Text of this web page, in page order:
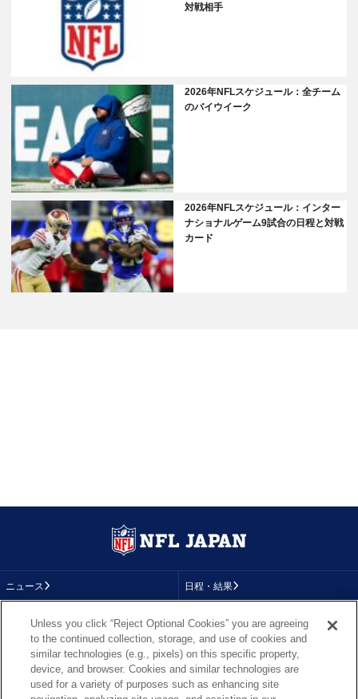
対戦相手
2026年NFLスケジュール：全チーム
のバイウイーク
2026年NFLスケジュール：インター
ナショナルゲーム9試合の日程と対戦
カード
ニュース 日程・結果
コラム テレビ
画像
チーム 順位表
Unless you click “Reject Optional Cookies” you are agreeing
to the continued collection, storage, and use of cookies and
similar technologies (e.g., pixels) on this specific property,
device, and browser. Cookies and similar technologies are
used for a variety of purposes such as enhancing site